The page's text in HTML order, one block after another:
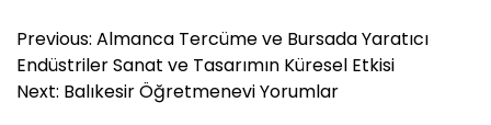
Y
a
z
Previous: Almanca Tercüme ve Bursada Yaratıcı
Endüstriler Sanat ve Tasarımın Küresel Etkisi
Next: Balıkesir Öğretmenevi Yorumlar